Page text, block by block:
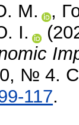
М. ,
І.
№ 4.
117.